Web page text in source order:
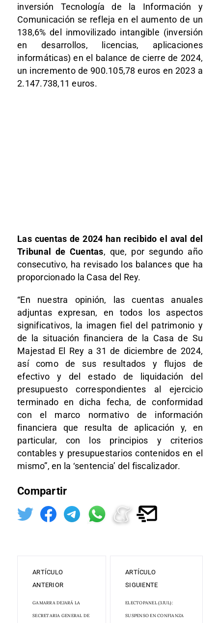
inversión Tecnología de la Información y
Comunicación se refleja en el aumento de un
138,6% del inmovilizado intangible (inversión
en desarrollos, licencias, aplicaciones
informáticas) en el balance de cierre de 2024,
un incremento de 900.105,78 euros en 2023 a
2.147.738,11 euros.
Las cuentas de 2024 han recibido el aval del
Tribunal de Cuentas, que, por segundo año
consecutivo, ha revisado los balances que ha
proporcionado la Casa del Rey.
“En nuestra opinión, las cuentas anuales
adjuntas expresan, en todos los aspectos
significativos, la imagen fiel del patrimonio y
de la situación financiera de la Casa de Su
Majestad El Rey a 31 de diciembre de 2024,
así como de sus resultados y flujos de
efectivo y del estado de liquidación del
presupuesto correspondientes al ejercicio
terminado en dicha fecha, de conformidad
con el marco normativo de información
financiera que resulta de aplicación y, en
particular, con los principios y criterios
contables y presupuestarios contenidos en el
mismo”, en la ‘sentencia’ del fiscalizador.
Compartir
ARTÍCULO
ANTERIOR
GAMARRA DEJARÁ LA
SECRETARIA GENERAL DE
ARTÍCULO
SIGUIENTE
ELECTOPANEL (3JUL):
SUSPENSO EN CONFIANZA